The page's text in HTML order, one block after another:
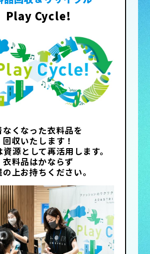
Play Cycle!
なくなった衣料品を
回収いたします！
源として再活用します。
衣料品はかならず
上お持ちください。